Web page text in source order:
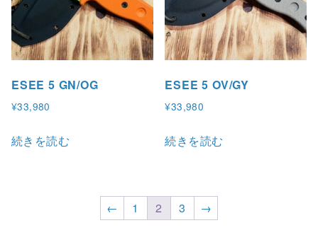
ESEE 5 GN/OG
¥33,980
続きを読む
ESEE 5 OV/GY
¥33,980
続きを読む
← 1 2 3 →